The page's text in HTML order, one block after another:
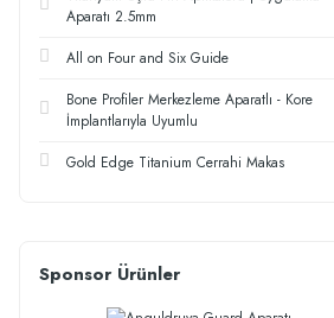
Aparatı 2.5mm
All on Four and Six Guide
Bone Profiler Merkezleme Aparatlı - Kore
İmplantlarıyla Uyumlu
Gold Edge Titanium Cerrahi Makas
Sponsor Ürünler